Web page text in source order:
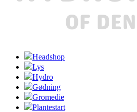
Headshop
Lys
Hydro
Gødning
Gromedie
Plantestart